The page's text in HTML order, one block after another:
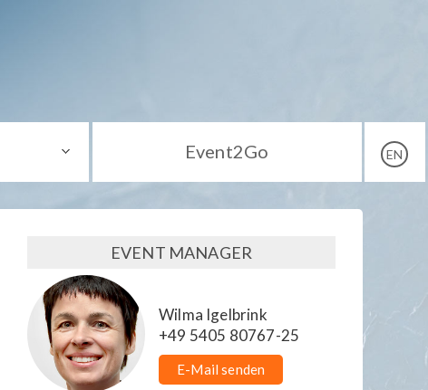
Event2Go EN
EVENT MANAGER
Wilma Igelbrink
+49 5405 80767-25
E-Mail senden